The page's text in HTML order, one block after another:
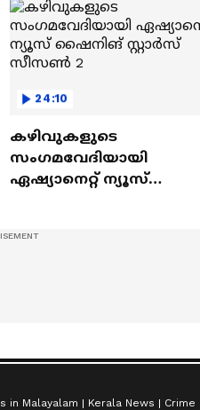
24:10
കഴിവുകളുടെ
സംഗമവേദിയായി
ഏഷ്യാനെറ്റ് ന്യൂസ്
in Malayalam Kerala News Crime